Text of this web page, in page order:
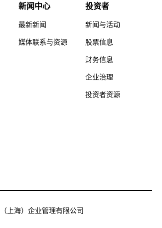
新闻中心
最新新闻
媒体联系与资源
投资者
新闻与活动
股票信息
财务信息
企业治理
投资者资源
上海）企业管理有限公司